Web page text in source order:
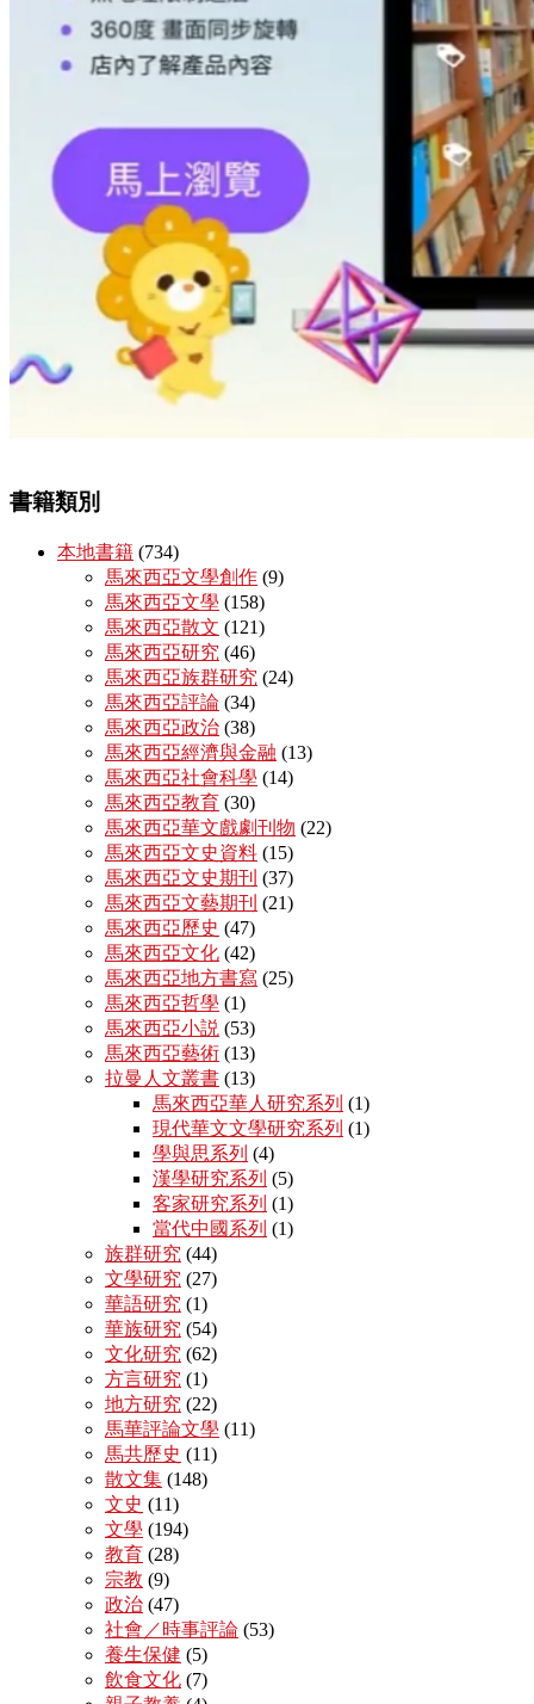
書籍類別
本地書籍 (734)
馬來西亞文學創作 (9)
馬來西亞文學 (158)
馬來西亞散文 (121)
馬來西亞研究 (46)
馬來西亞族群研究 (24)
馬來西亞評論 (34)
馬來西亞政治 (38)
馬來西亞經濟與金融 (13)
馬來西亞社會科學 (14)
馬來西亞教育 (30)
馬來西亞華文戲劇刊物 (22)
馬來西亞文史資料 (15)
馬來西亞文史期刊 (37)
馬來西亞文藝期刊 (21)
馬來西亞歷史 (47)
馬來西亞文化 (42)
馬來西亞地方書寫 (25)
馬來西亞哲學 (1)
馬來西亞小説 (53)
馬來西亞藝術 (13)
拉曼人文叢書 (13)
馬來西亞華人研究系列 (1)
現代華文文學研究系列 (1)
學與思系列 (4)
漢學研究系列 (5)
客家研究系列 (1)
當代中國系列 (1)
族群研究 (44)
文學研究 (27)
華語研究 (1)
華族研究 (54)
文化研究 (62)
方言研究 (1)
地方研究 (22)
馬華評論文學 (11)
馬共歷史 (11)
散文集 (148)
文史 (11)
文學 (194)
教育 (28)
宗教 (9)
政治 (47)
社會／時事評論 (53)
養生保健 (5)
飲食文化 (7)